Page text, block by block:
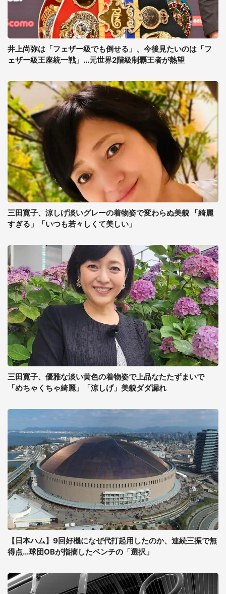
井上尚弥は「フェザー級でも倒せる」、今後見たいのは「フ
ェザー級王座統一戦」...元世界2階級制覇王者が熱望
三田寛子、涼しげ淡いグレーの着物姿で変わらぬ美貌 「綺麗
すぎる」「いつも若々しくて美しい」
三田寛子、優雅な淡い黄色の着物姿で上品なたたずまいで
「めちゃくちゃ綺麗」「涼しげ」美貌ダダ漏れ
【日本ハム】9回好機になぜ代打起用したのか、連続三振で無
得点...球団OBが指摘したベンチの「選択」